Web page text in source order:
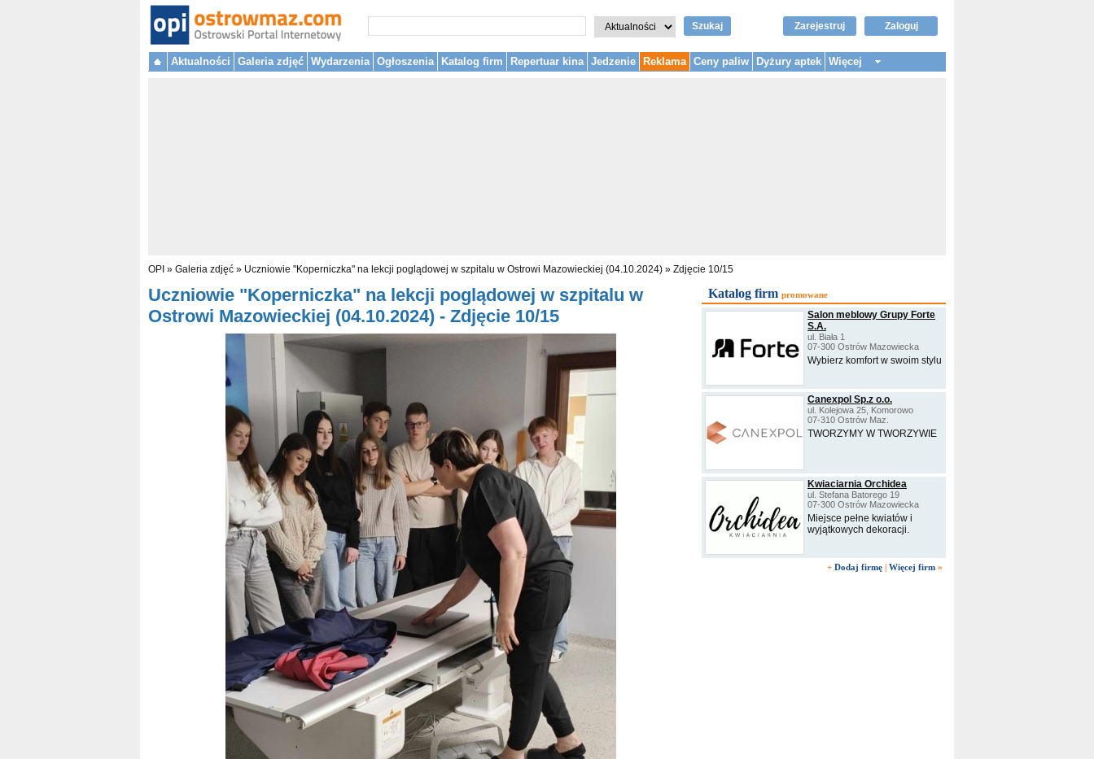
Szukaj Zaloguj
Zarejestruj
Aktualności Galeria zdjęć Wydarzenia Ogłoszenia Katalog firm Repertuar kina Jedzenie Reklama Ceny paliw Dyżury aptek Więcej
OPI » Galeria zdjęć » Uczniowie "Koperniczka" na lekcji poglądowej w szpitalu w Ostrowi Mazowieckiej (04.10.2024) » Zdjęcie 10/15
Uczniowie "Koperniczka" na lekcji poglądowej w szpitalu w
Ostrowi Mazowieckiej (04.10.2024) - Zdjęcie 10/15
Katalog firm promowane
Salon meblowy Grupy Forte
S.A.
ul. Biała 1
07-300 Ostrów Mazowiecka
Wybierz komfort w swoim stylu
Canexpol Sp.z o.o.
ul. Kolejowa 25, Komorowo
07-310 Ostrów Maz.
TWORZYMY W TWORZYWIE
Kwiaciarnia Orchidea
ul. Stefana Batorego 19
07-300 Ostrów Mazowiecka
Miejsce pełne kwiatów i
wyjątkowych dekoracji.
+ Dodaj firmę | Więcej firm »